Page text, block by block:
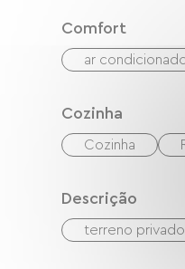
Comfort
ar
Cozinha
Cozinha
Descrição
terreno privado